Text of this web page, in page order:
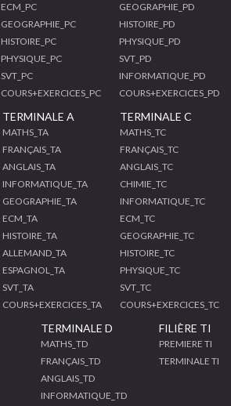
ECM_PC
GEOGRAPHIE_PC
HISTOIRE_PC
PHYSIQUE_PC
SVT_PC
COURS+EXERCICES_PC
GEOGRAPHIE_PD
HISTOIRE_PD
PHYSIQUE_PD
SVT_PD
INFORMATIQUE_PD
COURS+EXERCICES_PD
TERMINALE A
MATHS_TA
FRANÇAIS_TA
ANGLAIS_TA
INFORMATIQUE_TA
GEOGRAPHIE_TA
ECM_TA
HISTOIRE_TA
ALLEMAND_TA
ESPAGNOL_TA
SVT_TA
COURS+EXERCICES_TA
TERMINALE C
MATHS_TC
FRANÇAIS_TC
ANGLAIS_TC
CHIMIE_TC
INFORMATIQUE_TC
ECM_TC
GEOGRAPHIE_TC
HISTOIRE_TC
PHYSIQUE_TC
SVT_TC
COURS+EXERCICES_TC
TERMINALE D
MATHS_TD
FRANÇAIS_TD
ANGLAIS_TD
INFORMATIQUE_TD
FILIÈRE TI
PREMIERE TI
TERMINALE TI